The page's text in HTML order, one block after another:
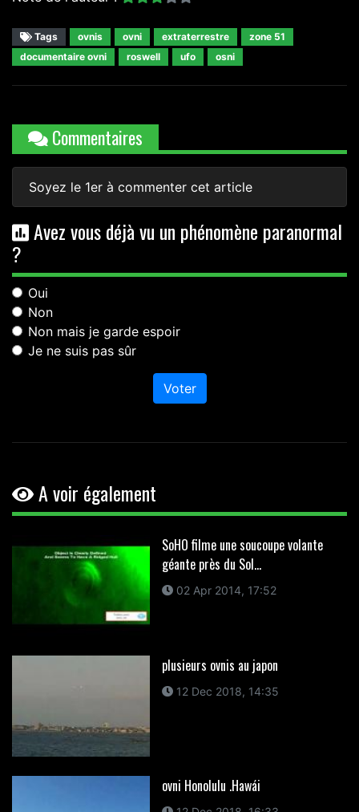
Tags ovnis ovni extraterrestre
zone 51
documentaire ovni
roswell ufo osni
Commentaires
Soyez le 1er à commenter cet article
Avez vous déjà vu un phénomène paranormal
?
Oui
Non
Non mais je garde espoir
Je ne suis pas sûr
Voter
A voir également
SoHO filme une soucoupe volante
géante près du Sol...
02 Apr 2014, 17:52
plusieurs ovnis au japon
12 Dec 2018, 14:35
ovni Honolulu .Hawái